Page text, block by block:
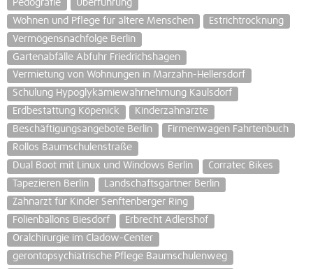
Pedografie
Überführung
Wohnen und Pflege für ältere Menschen
Estrichtrocknung
Vermögensnachfolge Berlin
Gartenabfälle Abfuhr Friedrichshagen
Vermietung von Wohnungen in Marzahn-Hellersdorf
Schulung Hypoglykämiewahrnehmung Kaulsdorf
Erdbestattung Köpenick
Kinderzahnärzte
Beschäftigungsangebote Berlin
Firmenwagen Fahrtenbuch
Rollos Baumschulenstraße
Dual Boot mit Linux und Windows Berlin
Corratec Bikes
Tapezieren Berlin
Landschaftsgärtner Berlin
Zahnarzt für Kinder Senftenberger Ring
Folienballons Biesdorf
Erbrecht Adlershof
Oralchirurgie im Cladow-Center
gerontopsychiatrische Pflege Baumschulenweg